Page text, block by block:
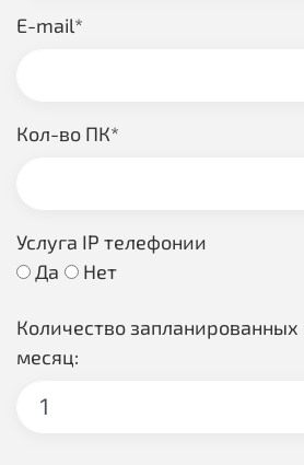
E-mail*
Кол-во ПК*
Услуга IP телефонии
Да
Нет
Количество
месяц: